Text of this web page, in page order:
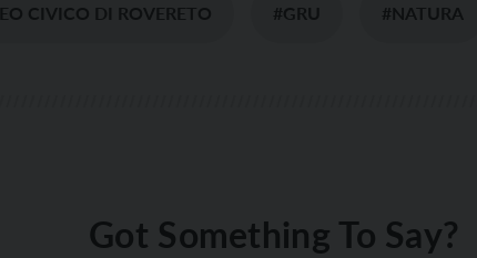
CIVICO DI ROVERETO #GRU #NATURA
Got Something To Say?